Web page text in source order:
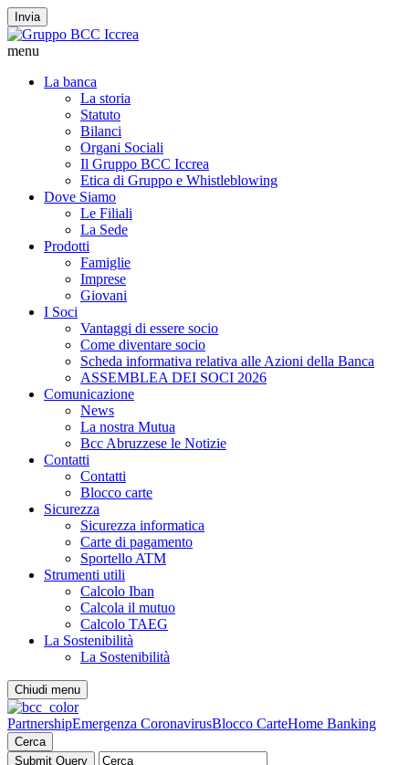
Invia
menu
La banca
La storia
Statuto
Bilanci
Organi Sociali
Il Gruppo BCC Iccrea
Etica di Gruppo e Whistleblowing
Dove Siamo
Le Filiali
La Sede
Prodotti
Famiglie
Imprese
Giovani
I Soci
Vantaggi di essere socio
Come diventare socio
Scheda informativa relativa alle Azioni della Banca
ASSEMBLEA DEI SOCI 2026
Comunicazione
News
La nostra Mutua
Bcc Abruzzese le Notizie
Contatti
Contatti
Blocco carte
Sicurezza
Sicurezza informatica
Carte di pagamento
Sportello ATM
Strumenti utili
Calcolo Iban
Calcola il mutuo
Calcolo TAEG
La Sostenibilità
La Sostenibilità
Chiudi menu
PartnershipEmergenza CoronavirusBlocco CarteHome Banking
Cerca